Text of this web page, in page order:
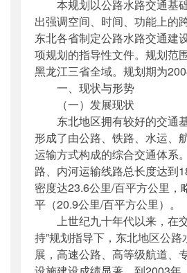
本规划以公路水路交通基
出强调空间、时间、功能上的
东北各省制定公路水路交通建
项规划的指导性文件。规划范
黑龙江三省全域。规划期为
一、现状与形势
（一）发展现状
东北地区拥有较好的交通
形成了由公路、铁路、水运、
运输方式构成的综合交通体系
路、内河运输线路总长度达到
密度达23.6公里/百平方公里，
平（20.9公里/百平方公里）。
上世纪九十年代以来，在交
持”规划指导下，东北地区公
展，高速公路、高等级航道、